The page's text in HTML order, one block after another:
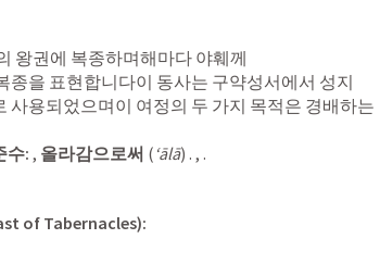
왕권에 복종하며해마다 야훼께
수: , 올라감으로써 ( ‘ālā) . , .
of Tabernacles):